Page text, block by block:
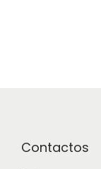
Contactos